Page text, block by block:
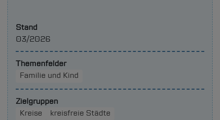
Stand
03/2026
Themenfelder
Familie und Kind
Zielgruppen
Kreise
kreisfreie Städte